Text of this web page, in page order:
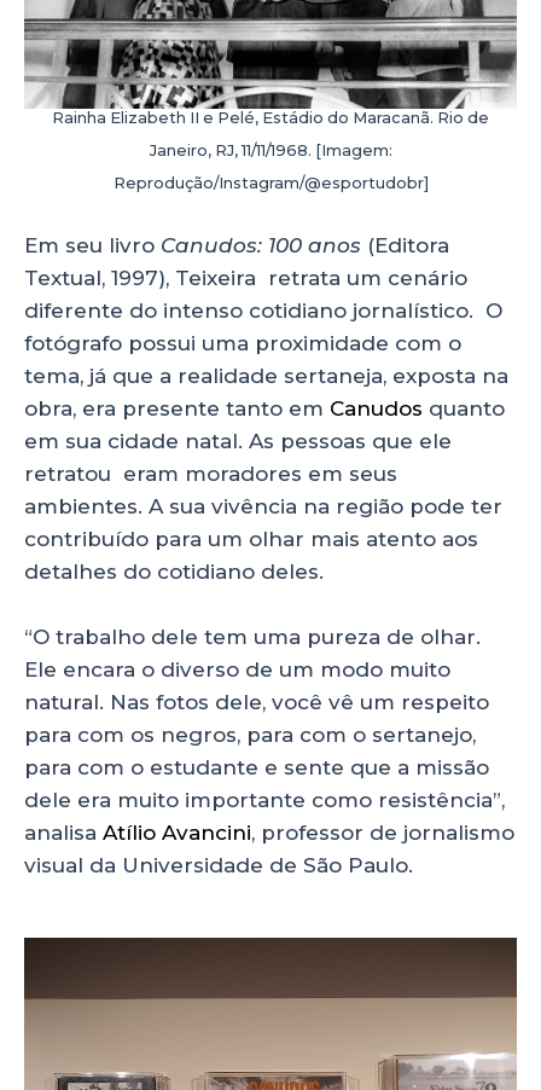
Rainha Elizabeth II e Pelé, Estádio do Maracanã. Rio de
Janeiro, RJ, 11/11/1968. [Imagem:
Reprodução/Instagram/@esportudobr]
Em seu livro Canudos: 100 anos (Editora
Textual, 1997), Teixeira retrata um cenário
diferente do intenso cotidiano jornalístico. O
fotógrafo possui uma proximidade com o
tema, já que a realidade sertaneja, exposta na
obra, era presente tanto em Canudos quanto
em sua cidade natal. As pessoas que ele
retratou eram moradores em seus
ambientes. A sua vivência na região pode ter
contribuído para um olhar mais atento aos
detalhes do cotidiano deles.
“O trabalho dele tem uma pureza de olhar.
Ele encara o diverso de um modo muito
natural. Nas fotos dele, você vê um respeito
para com os negros, para com o sertanejo,
para com o estudante e sente que a missão
dele era muito importante como resistência”,
analisa Atílio Avancini, professor de jornalismo
visual da Universidade de São Paulo.